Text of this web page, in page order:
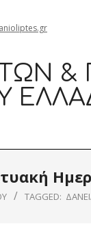
&
TAGGED: